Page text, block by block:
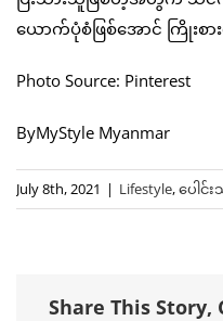
ယောက်ပုံစံဖြစ်အောင် ကြိုးစ
Photo Source: Pinterest
ByMyStyle Myanmar
July 8th, 2021 | Lifestyle,ပေါင်
Share This Story,